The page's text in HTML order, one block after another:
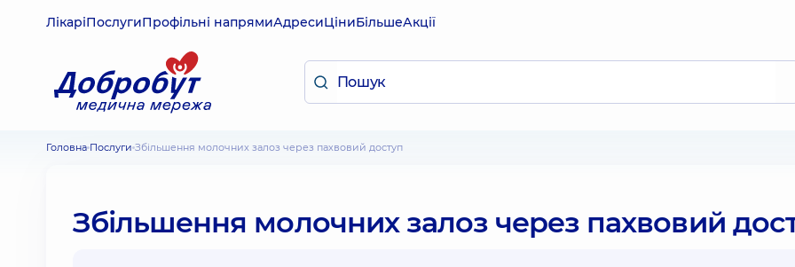
ЛікаріПослугиПрофільні напрямиАдресиЦіниБільшеАкції
Головна Послуги Збільшення молочних залоз через пахвовий доступ
Збільшення молочних залоз через пахвовий